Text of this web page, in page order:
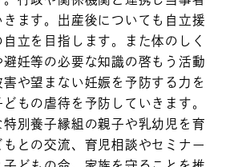
ます。出産後についても自立援
立を目指します。また体のしく
妊等の必要な知識の啓もう活動
や望まない妊娠を予防する力を
もの虐待を予防していきます。
特別養子縁組の親子や乳幼児を育
との交流、育児相談やセミナー